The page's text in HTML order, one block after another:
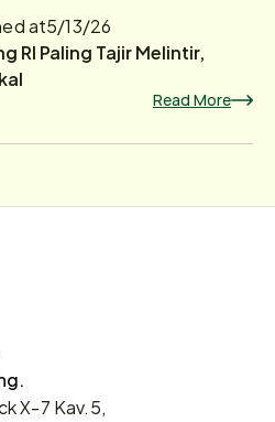
at5/13/26
RI Paling Tajir Melintir,
Read More
X-7 Kav.5,